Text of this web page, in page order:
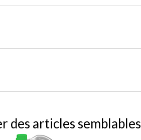
des articles semblables